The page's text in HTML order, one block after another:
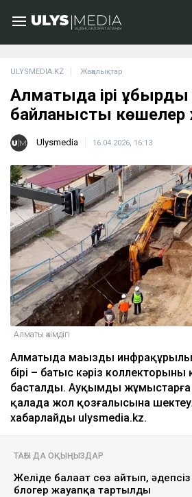
ULYSMEDIA.KZ Жаңалықтар
Алматыда ірі
байланысты
Ulysmedia 16.04.2026, 16:13
Алматы әкімдігі
Алматыда маңызды
бірі – батыс кәріз
басталды. Ауқымды
қалада жол қозғалысына
хабарлайды ulysmedia.kz.
ТАҒЫ ДА ОҚЫҢЫЗДАР
Желіде балағат сөз айтып,
блогер жауапқа тартылды